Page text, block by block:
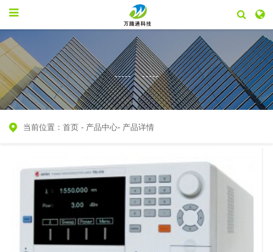
当前位置： 首页 - 产品中心- 产品详情